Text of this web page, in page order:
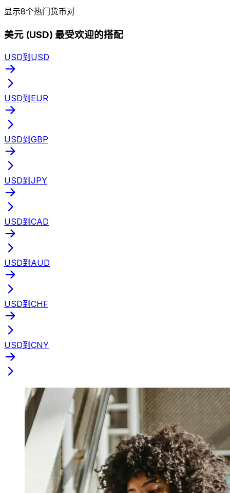
显示8个热门货币对
美元 (USD) 最受欢迎的搭配
USD到USD
USD到EUR
USD到GBP
USD到JPY
USD到CAD
USD到AUD
USD到CHF
USD到CNY